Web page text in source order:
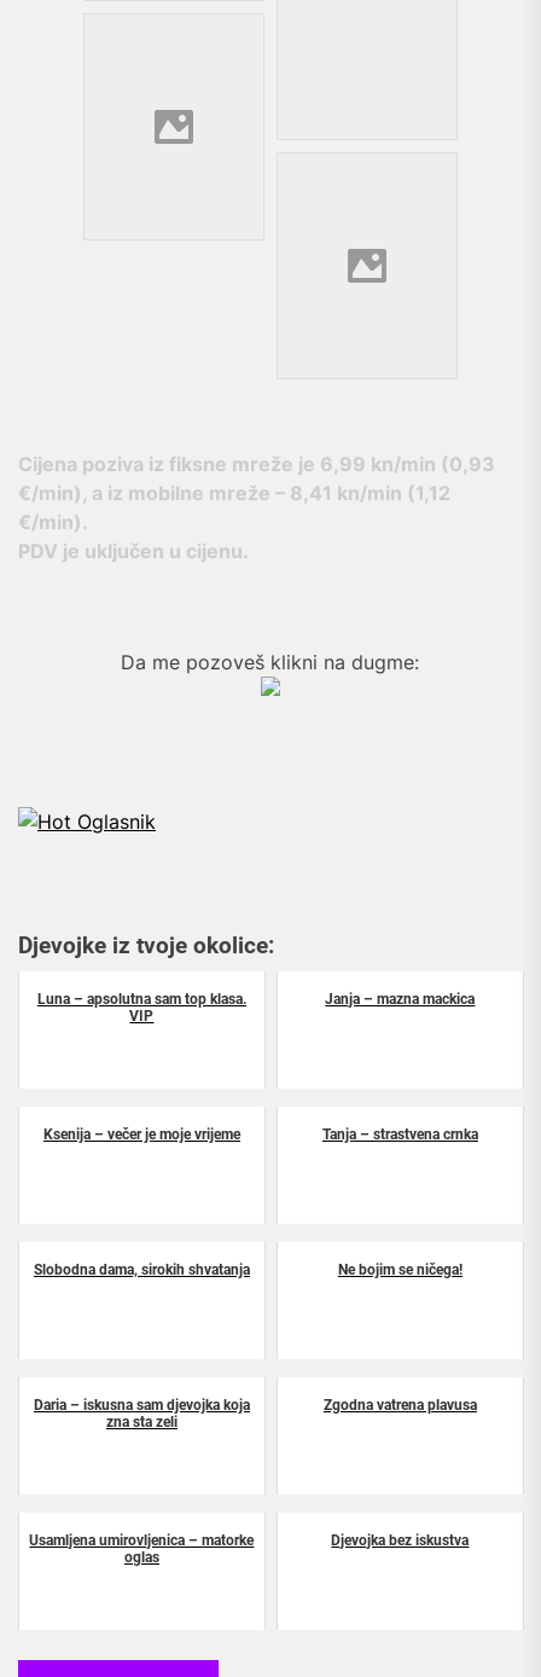
Cijena poziva iz fiksne mreže je 6,99 kn/min (0,93
€/min), a iz mobilne mreže – 8,41 kn/min (1,12
€/min).
PDV je uključen u cijenu.
Da me pozoveš klikni na dugme:
Djevojke iz tvoje okolice:
Luna – apsolutna sam top klasa.
VIP
Janja – mazna mackica
Ksenija – večer je moje vrijeme Tanja – strastvena crnka
Slobodna dama, sirokih shvatanja Ne bojim se ničega!
Daria – iskusna sam djevojka koja
zna sta zeli
Zgodna vatrena plavusa
Usamljena umirovljenica – matorke
oglas
Djevojka bez iskustva